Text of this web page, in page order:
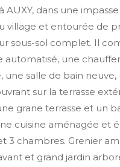
AUXY, dans une
village et entourée de
sous-sol complet. Il
automatisé, une
une salle de bain
sur la terrasse
grane terrasse et un
cuisine aménagée et
3 chambres. Grenier
et grand jardin